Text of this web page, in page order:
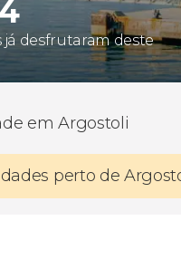
já desfrutaram deste
em Argostoli
perto de